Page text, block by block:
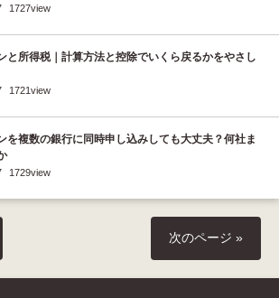
1727view
と所得税｜計算方法と控除でいくら戻るかをやさし
1721view
を複数の銀行に同時申し込みしても大丈夫？何社ま
1729view
次のページ »